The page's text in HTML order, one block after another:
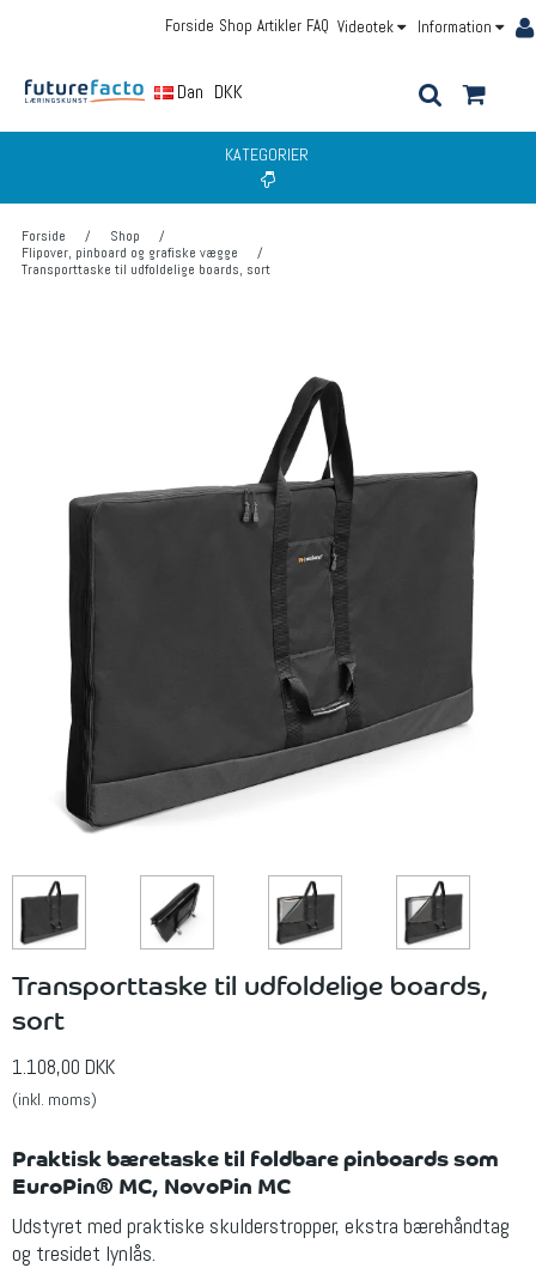
Information
Videotek
FAQ
Artikler
Shop
Forside
DanskDKK
KATEGORIER
Forside / Shop
/
Flipover, pinboard og grafiske vægge
/
Transporttaske til udfoldelige boards, sort
Transporttaske til udfoldelige boards,
sort
1.108,00 DKK
(inkl. moms)
Praktisk bæretaske til foldbare pinboards som
EuroPin® MC, NovoPin MC
Udstyret med praktiske skulderstropper, ekstra bærehåndtag
og tresidet lynlås.